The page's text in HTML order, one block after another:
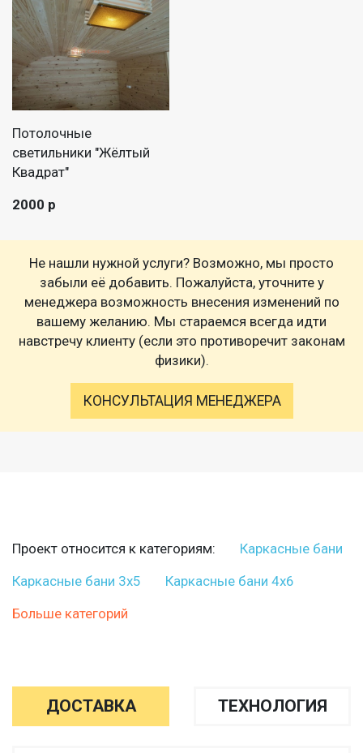
Потолочные
светильники "Жёлтый
Квадрат"
2000 р
Не нашли нужной услуги? Возможно, мы просто
забыли её добавить. Пожалуйста, уточните у
менеджера возможность внесения изменений по
вашему желанию. Мы стараемся всегда идти
навстречу клиенту (если это противоречит законам
физики).
КОНСУЛЬТАЦИЯ МЕНЕДЖЕРА
Проект относится к категориям:
Каркасные бани
Каркасные бани 3х5
Каркасные бани 4х6
Больше категорий
ДОСТАВКА ТЕХНОЛОГИЯ